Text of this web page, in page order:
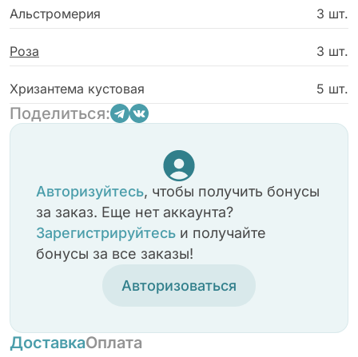
Альстромерия 3 шт.
Роза 3 шт.
Хризантема кустовая 5 шт.
Поделиться:
Авторизуйтесь, чтобы получить бонусы
за заказ. Еще нет аккаунта?
Зарегистрируйтесь и получайте
бонусы за все заказы!
Авторизоваться
ДоставкаОплата